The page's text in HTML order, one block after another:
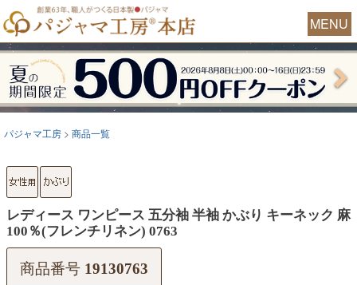
MENU
パジャマ工房 商品一覧
レディース ワンピース 五分袖 半袖 かぶり キーネック 麻
100％(フレンチリネン) 0763
商品番号 19130763